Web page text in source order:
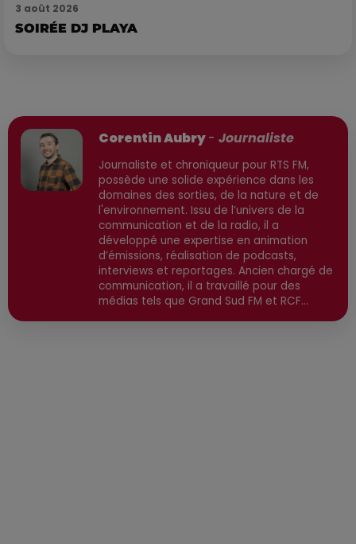
3 août 2026
SOIRÉE DJ PLAYA
Corentin Aubry- Journaliste
Journaliste et chroniqueur pour RTS FM,
possède une solide expérience dans les
domaines des sorties, de la nature et de
l'environnement. Issu de l’univers de la
communication et de la radio, il a
développé une expertise en animation
d’émissions, réalisation de podcasts,
interviews et reportages. Ancien chargé de
communication, il a travaillé pour des
médias tels que Grand Sud FM et RCF